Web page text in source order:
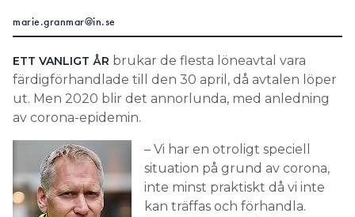
marie.granmar@in.se
ETT VANLIGT ÅR brukar de flesta löneavtal vara
färdigförhandlade till den 30 april, då avtalen löper
ut. Men 2020 blir det annorlunda, med anledning
av corona-epidemin.
– Vi har en otroligt speciell
situation på grund av corona,
inte minst praktiskt då vi inte
kan träffas och förhandla.